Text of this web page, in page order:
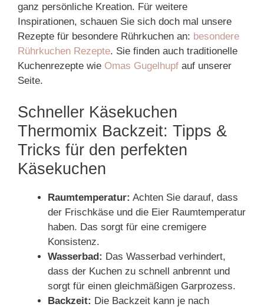
ganz persönliche Kreation. Für weitere
Inspirationen, schauen Sie sich doch mal unsere
Rezepte für besondere Rührkuchen an: besondere
Rührkuchen Rezepte. Sie finden auch traditionelle
Kuchenrezepte wie Omas Gugelhupf auf unserer
Seite.
Schneller Käsekuchen
Thermomix Backzeit: Tipps &
Tricks für den perfekten
Käsekuchen
Raumtemperatur: Achten Sie darauf, dass
der Frischkäse und die Eier Raumtemperatur
haben. Das sorgt für eine cremigere
Konsistenz.
Wasserbad: Das Wasserbad verhindert,
dass der Kuchen zu schnell anbrennt und
sorgt für einen gleichmäßigen Garprozess.
Backzeit: Die Backzeit kann je nach